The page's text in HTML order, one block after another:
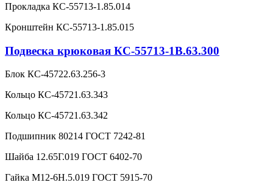
Прокладка КС-55713-1.85.014
Кронштейн КС-55713-1.85.015
Подвеска крюковая КС-55713-1В.63.300
Блок КС-45722.63.256-3
Кольцо КС-45721.63.343
Кольцо КС-45721.63.342
Подшипник 80214 ГОСТ 7242-81
Шайба 12.65Г.019 ГОСТ 6402-70
Гайка М12-6Н.5.019 ГОСТ 5915-70